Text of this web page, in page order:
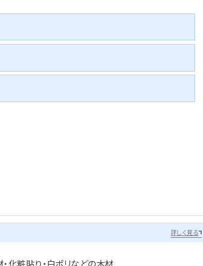
詳しく見る
・化粧貼り・白ポリなどの木材